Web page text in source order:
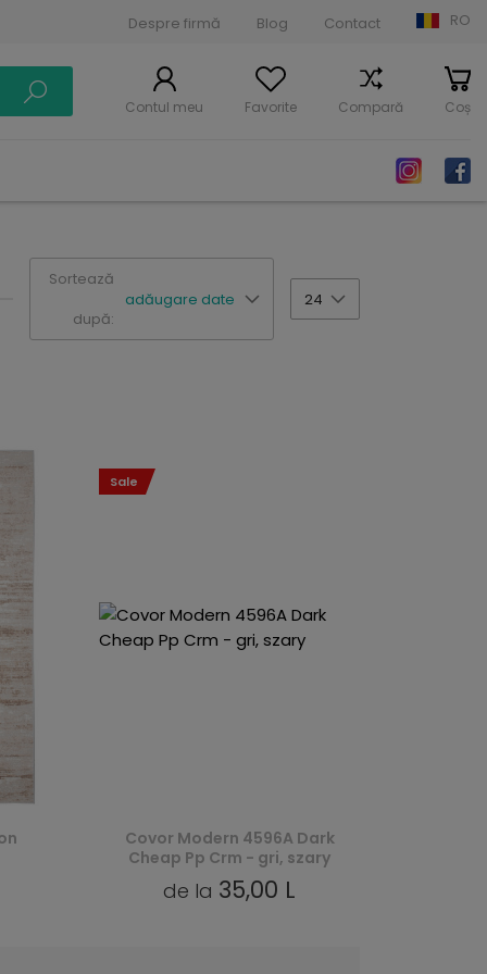
Despre firmă Blog Contact RO
Contul meu Favorite Compară Coș
Sortează
după:
adăugare date 24
Covor Modern 4596A Dark
Cheap Pp Crm - gri, szary
de la 35,00 L
Sale